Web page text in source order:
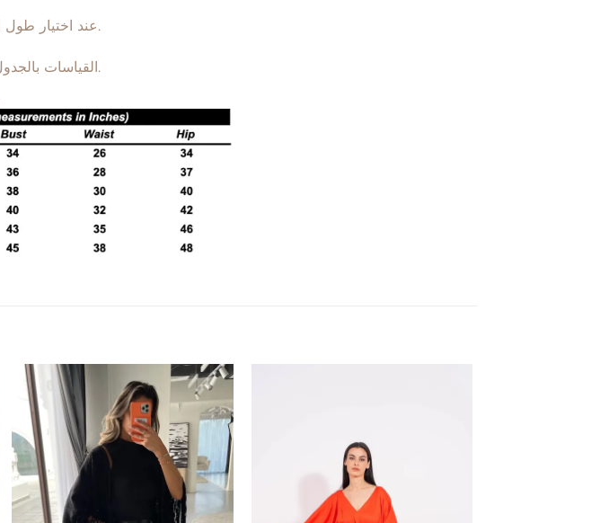
عند اختيار طول الفستان الجزء السفلي (الكسرات) يتغير طوله. الجزء الاعلى ثابت حسب القياس.
القياسات بالجدول هي قياسات الجسم، و ستكون قياسات القطعة تتناسب مع قياسات الجسم.
إضافة
إلى
الرغبات